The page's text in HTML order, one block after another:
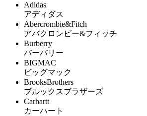
Adidas
アディダス
Abercrombie&Fitch
アバクロンビー&フィッチ
Burberry
バーバリー
BIGMAC
ビッグマック
BrooksBrothers
ブルックスブラザーズ
Carhartt
カーハート